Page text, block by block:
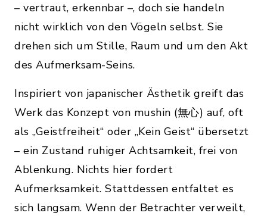
– vertraut, erkennbar –, doch sie handeln
nicht wirklich von den Vögeln selbst. Sie
drehen sich um Stille, Raum und um den Akt
des Aufmerksam-Seins.
Inspiriert von japanischer Ästhetik greift das
Werk das Konzept von mushin (無心) auf, oft
als „Geistfreiheit“ oder „Kein Geist“ übersetzt
– ein Zustand ruhiger Achtsamkeit, frei von
Ablenkung. Nichts hier fordert
Aufmerksamkeit. Stattdessen entfaltet es
sich langsam. Wenn der Betrachter verweilt,